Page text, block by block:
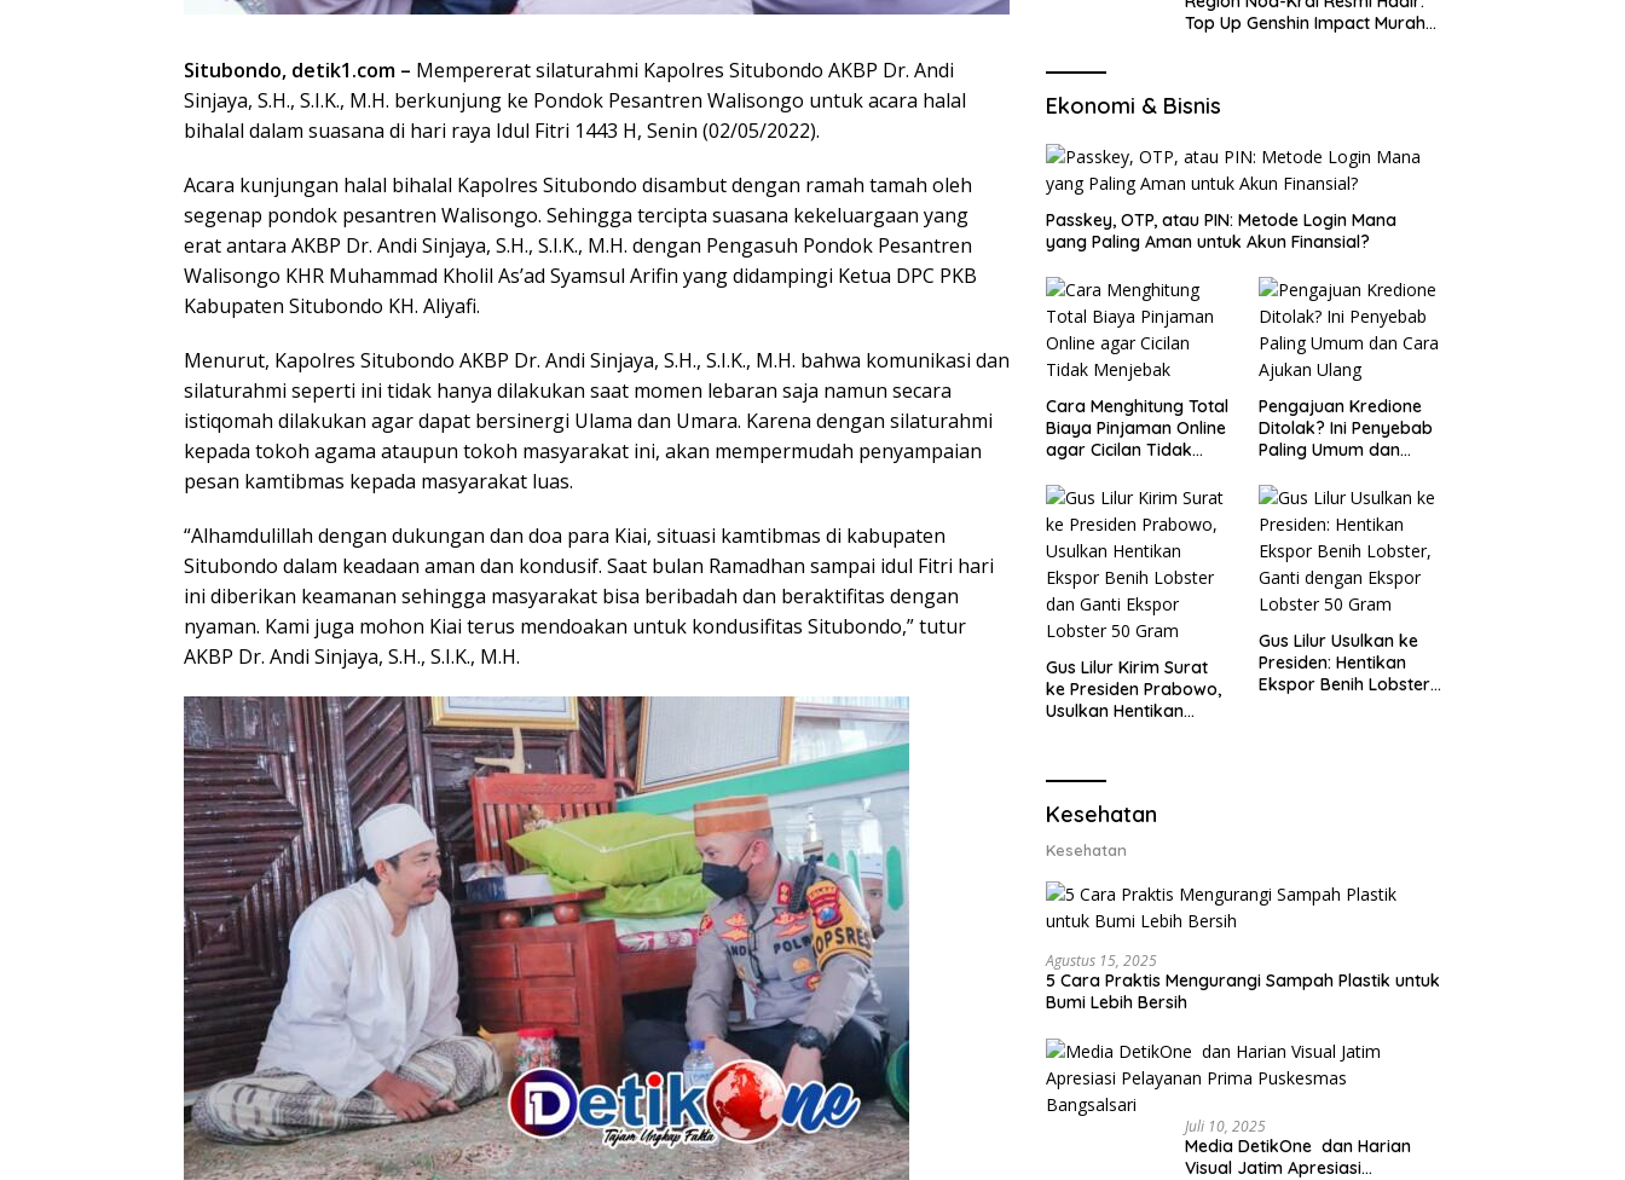
Situbondo, detik1.com – Mempererat silaturahmi Kapolres Situbondo AKBP Dr. Andi
Sinjaya, S.H., S.I.K., M.H. berkunjung ke Pondok Pesantren Walisongo untuk acara halal
bihalal dalam suasana di hari raya Idul Fitri 1443 H, Senin (02/05/2022).
Acara kunjungan halal bihalal Kapolres Situbondo disambut dengan ramah tamah oleh
segenap pondok pesantren Walisongo. Sehingga tercipta suasana kekeluargaan yang
erat antara AKBP Dr. Andi Sinjaya, S.H., S.I.K., M.H. dengan Pengasuh Pondok Pesantren
Walisongo KHR Muhammad Kholil As’ad Syamsul Arifin yang didampingi Ketua DPC PKB
Kabupaten Situbondo KH. Aliyafi.
Menurut, Kapolres Situbondo AKBP Dr. Andi Sinjaya, S.H., S.I.K., M.H. bahwa komunikasi dan
silaturahmi seperti ini tidak hanya dilakukan saat momen lebaran saja namun secara
istiqomah dilakukan agar dapat bersinergi Ulama dan Umara. Karena dengan silaturahmi
kepada tokoh agama ataupun tokoh masyarakat ini, akan mempermudah penyampaian
pesan kamtibmas kepada masyarakat luas.
“Alhamdulillah dengan dukungan dan doa para Kiai, situasi kamtibmas di kabupaten
Situbondo dalam keadaan aman dan kondusif. Saat bulan Ramadhan sampai idul Fitri hari
ini diberikan keamanan sehingga masyarakat bisa beribadah dan beraktifitas dengan
nyaman. Kami juga mohon Kiai terus mendoakan untuk kondusifitas Situbondo,” tutur
AKBP Dr. Andi Sinjaya, S.H., S.I.K., M.H.
Top Up Genshin Impact Murah
Ekonomi & Bisnis
Passkey, OTP, atau PIN: Metode Login Mana
yang Paling Aman untuk Akun Finansial?
Cara Menghitung Total
Biaya Pinjaman Online
agar Cicilan Tidak
Pengajuan Kredione
Ditolak? Ini Penyebab
Paling Umum dan
Gus Lilur Kirim Surat
ke Presiden Prabowo,
Usulkan Hentikan
Lobster 50 Gram
Gus Lilur Usulkan ke
Presiden: Hentikan
Ekspor Benih Lobster,
Kesehatan
Kesehatan
Agustus 15, 2025
5 Cara Praktis Mengurangi Sampah Plastik untuk
Bumi Lebih Bersih
Juli 10, 2025
Media DetikOne dan Harian
Visual Jatim Apresiasi